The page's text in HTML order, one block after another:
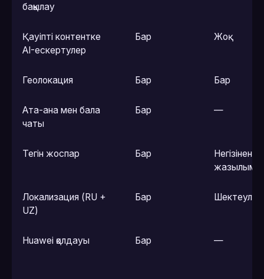
бақылау
Қауіпті контентке
AI-ескертулер
Бар Жоқ
Геолокация Бар Бар
Ата-ана мен бала
чаты
Бар —
Тегін жоспар Бар
Негізінен
жазылым
Локализация (RU +
UZ)
Бар Шектеулі
Huawei қолдауы Бар —